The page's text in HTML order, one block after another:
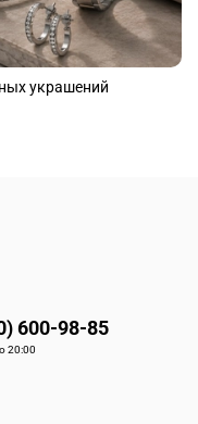
украшений
600-98-85
20:00